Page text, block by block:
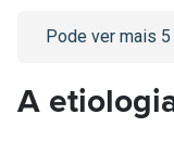
Go to/sign-in
Pode ver mais 5
A